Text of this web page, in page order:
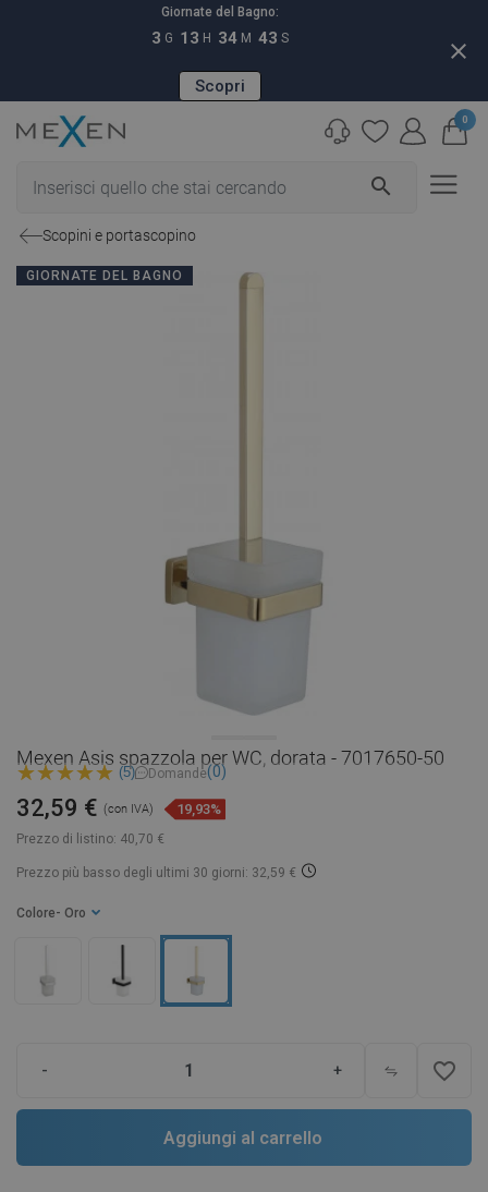
Giornate del Bagno:
3 G 13 H 34 M 42 S
Scopri
close
search
0
Scopini e portascopino
GIORNATE DEL BAGNO
Mexen Asis spazzola per WC, dorata - 7017650-50
(5) Domande(0)
Prezzo di listino: 40,70 €
32,59 € (con IVA) 19,93%
Prezzo più basso degli ultimi 30 giorni: 32,59 €
Colore - Oro
- + favorite_border
Aggiungi al carrello